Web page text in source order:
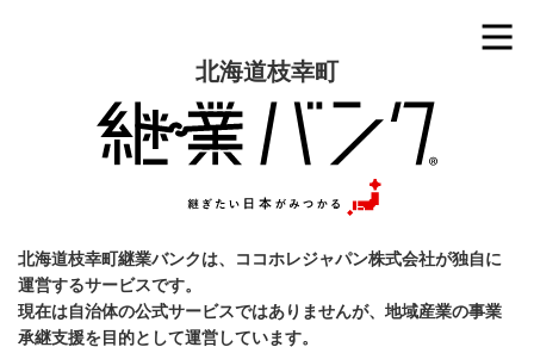
北海道枝幸町
北海道枝幸町継業バンクは、ココホレジャパン株式会社が独自に
運営するサービスです。
現在は自治体の公式サービスではありませんが、地域産業の事業
承継支援を目的として運営しています。